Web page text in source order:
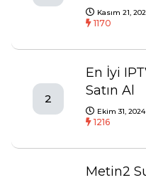
Kasım 21,
1170
2
En İyi
Satın Al
Ekim 31, 2024
1216
Metin2